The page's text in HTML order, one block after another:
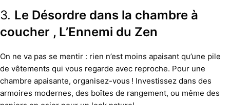
3. Le Désordre dans la chambre à
coucher , L’Ennemi du Zen
On ne va pas se mentir : rien n’est moins apaisant qu’une pile
de vêtements qui vous regarde avec reproche. Pour une
chambre apaisante, organisez-vous ! Investissez dans des
armoires modernes, des boîtes de rangement, ou même des